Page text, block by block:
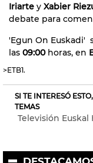
Iriarte y Xabier
debate para
'Egun On Euskadi'
las 09:00horas, en
>ETB1.
SI TE INTERESÓ
TEMAS
Televisión Euskal